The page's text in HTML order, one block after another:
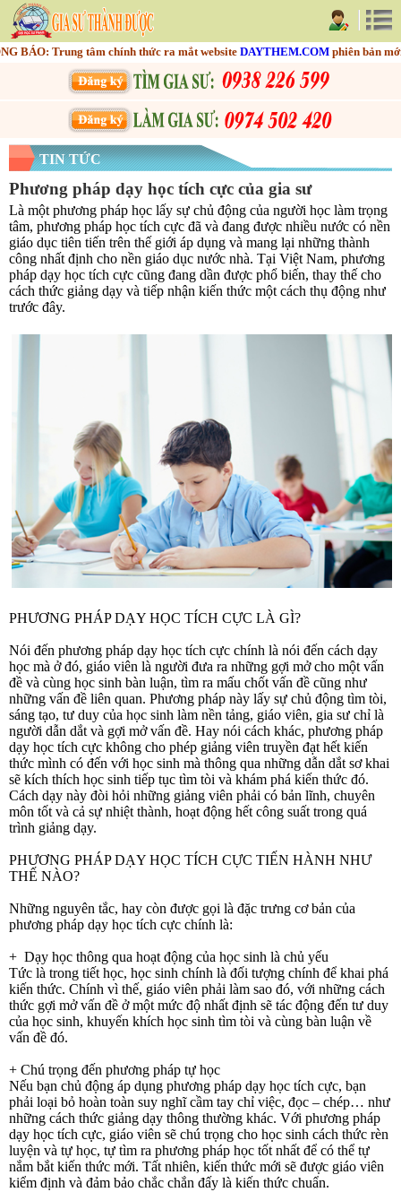
BÁO: Trung tâm chính thức ra mắt websiteDAYTHEM.COMphiên bản mới
TIN TỨC
Phương pháp dạy học tích cực của gia sư
Là một phương pháp học lấy sự chủ động của người học làm trọng
tâm, phương pháp học tích cực đã và đang được nhiều nước có nền
giáo dục tiên tiến trên thế giới áp dụng và mang lại những thành
công nhất định cho nền giáo dục nước nhà. Tại Việt Nam, phương
pháp dạy học tích cực cũng đang dần được phổ biến, thay thế cho
cách thức giảng dạy và tiếp nhận kiến thức một cách thụ động như
trước đây.
PHƯƠNG PHÁP DẠY HỌC TÍCH CỰC LÀ GÌ?
Nói đến phương pháp dạy học tích cực chính là nói đến cách dạy
học mà ở đó, giáo viên là người đưa ra những gợi mở cho một vấn
đề và cùng học sinh bàn luận, tìm ra mấu chốt vấn đề cũng như
những vấn đề liên quan. Phương pháp này lấy sự chủ động tìm tòi,
sáng tạo, tư duy của học sinh làm nền tảng, giáo viên, gia sư chỉ là
người dẫn dắt và gợi mở vấn đề. Hay nói cách khác, phương pháp
dạy học tích cực không cho phép giảng viên truyền đạt hết kiến
thức mình có đến với học sinh mà thông qua những dẫn dắt sơ khai
sẽ kích thích học sinh tiếp tục tìm tòi và khám phá kiến thức đó.
Cách dạy này đòi hỏi những giảng viên phải có bản lĩnh, chuyên
môn tốt và cả sự nhiệt thành, hoạt động hết công suất trong quá
trình giảng dạy.
PHƯƠNG PHÁP DẠY HỌC TÍCH CỰC TIẾN HÀNH NHƯ
THẾ NÀO?
Những nguyên tắc, hay còn được gọi là đặc trưng cơ bản của
phương pháp dạy học tích cực chính là:
+ Dạy học thông qua hoạt động của học sinh là chủ yếu
Tức là trong tiết học, học sinh chính là đối tượng chính để khai phá
kiến thức. Chính vì thế, giáo viên phải làm sao đó, với những cách
thức gợi mở vấn đề ở một mức độ nhất định sẽ tác động đến tư duy
của học sinh, khuyến khích học sinh tìm tòi và cùng bàn luận về
vấn đề đó.
+ Chú trọng đến phương pháp tự học
Nếu bạn chủ động áp dụng phương pháp dạy học tích cực, bạn
phải loại bỏ hoàn toàn suy nghĩ cầm tay chỉ việc, đọc – chép… như
những cách thức giảng dạy thông thường khác. Với phương pháp
dạy học tích cực, giáo viên sẽ chú trọng cho học sinh cách thức rèn
luyện và tự học, tự tìm ra phương pháp học tốt nhất để có thể tự
nắm bắt kiến thức mới. Tất nhiên, kiến thức mới sẽ được giáo viên
kiểm định và đảm bảo chắc chắn đấy là kiến thức chuẩn.